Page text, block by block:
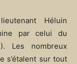
Héluin
par celui du
Les nombreux
s’étalent sur tout